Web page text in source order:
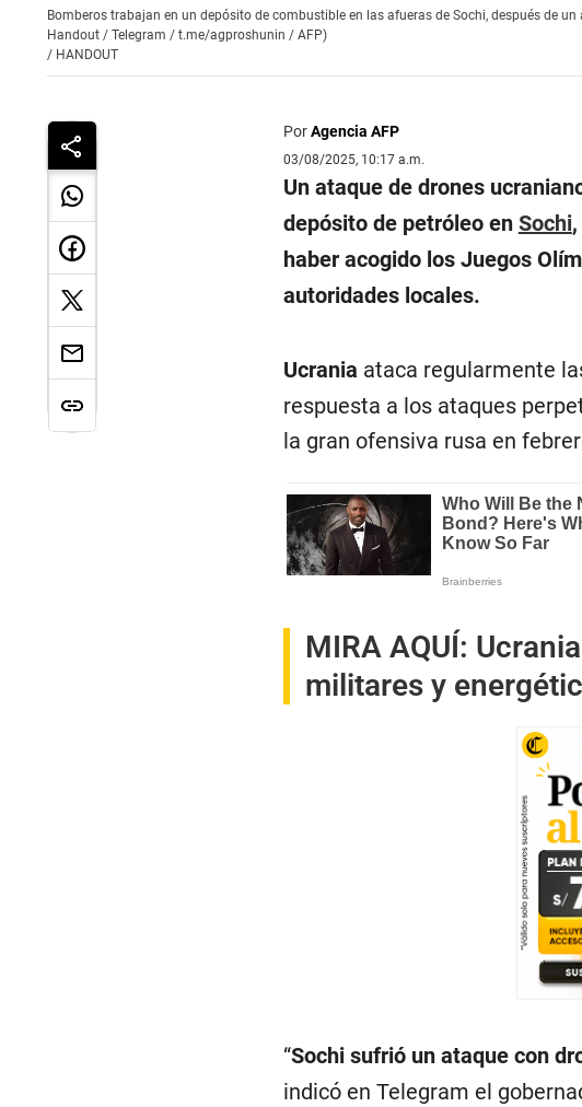
Bomberos trabajan en un depósito de combustible en las afueras de Sochi, después de
Handout / Telegram / t.me/agproshunin / AFP)
/ HANDOUT
PorAgencia AFP
03/08/2025, 10:17 a.m.
Un ataque de drones
depósito de petróleo en Sochi
haber acogido los Juegos
autoridades locales.
Ucrania ataca regularmente
respuesta a los ataques
la gran ofensiva rusa en
MIRA AQUÍ:
militares y
“Sochi sufrió un ataque con
indicó en Telegram el